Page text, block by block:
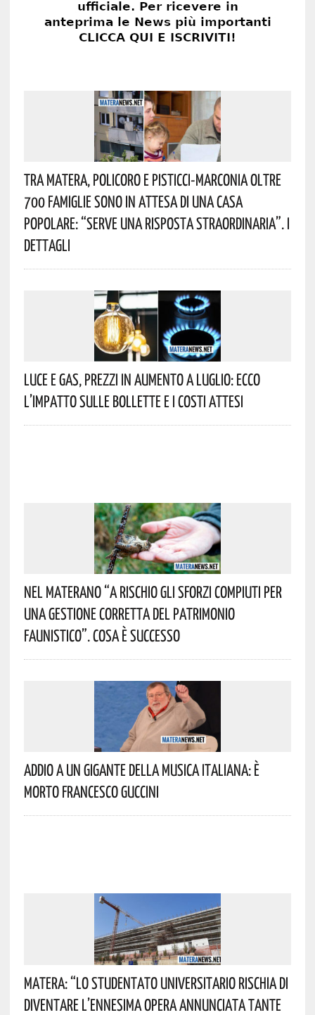
Tra Matera, Policoro E Pisticci-Marconia Oltre
700 Famiglie Sono In Attesa Di Una Casa
Popolare: “serve Una Risposta Straordinaria”. I
Dettagli
Luce E Gas, Prezzi In Aumento A Luglio: Ecco
L’impatto Sulle Bollette E I Costi Attesi
Nel Materano “a Rischio Gli Sforzi Compiuti Per
Una Gestione Corretta Del Patrimonio
Faunistico”. Cosa È Successo
Addio A Un Gigante Della Musica Italiana: È
Morto Francesco Guccini
Matera: “Lo Studentato Universitario Rischia Di
Diventare L’ennesima Opera Annunciata Tante